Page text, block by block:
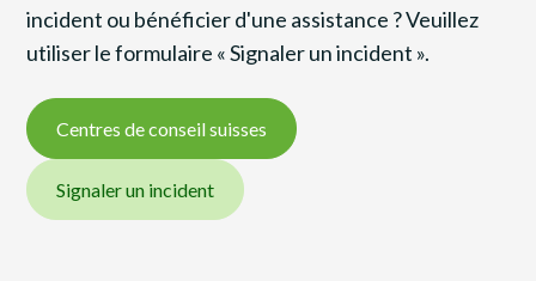
incident ou bénéficier d'une assistance ? Veuillez
utiliser le formulaire « Signaler un incident ».
Centres de conseil suisses
Signaler un incident